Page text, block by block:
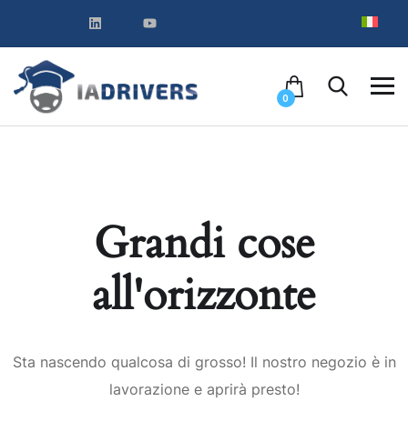
0
Grandi cose
all'orizzonte
Sta nascendo qualcosa di grosso! Il nostro negozio è in
lavorazione e aprirà presto!